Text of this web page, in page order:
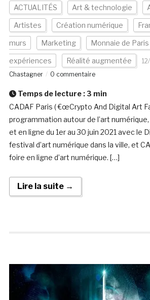
ACTUALITÉS Art & technologie
Artistes Création numérique
murs Marketing Monnaie de Paris
expériences Réalité augmentée
Chastagner
0 commentaire
Temps de lecture : 3 min
CADAF Paris ( €œCrypto And Digital Art
programmation autour de l’art
et en ligne du 1er au 30 juin 2021 avec le
festival d’art numérique dans la ville, et
foire en ligne d’art numérique. […]
Lire la suite →